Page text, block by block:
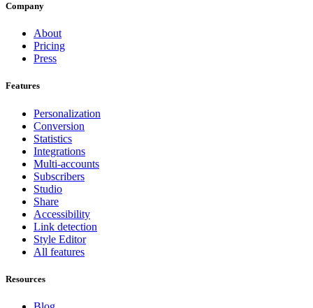
Company
About
Pricing
Press
Features
Personalization
Conversion
Statistics
Integrations
Multi-accounts
Subscribers
Studio
Share
Accessibility
Link detection
Style Editor
All features
Resources